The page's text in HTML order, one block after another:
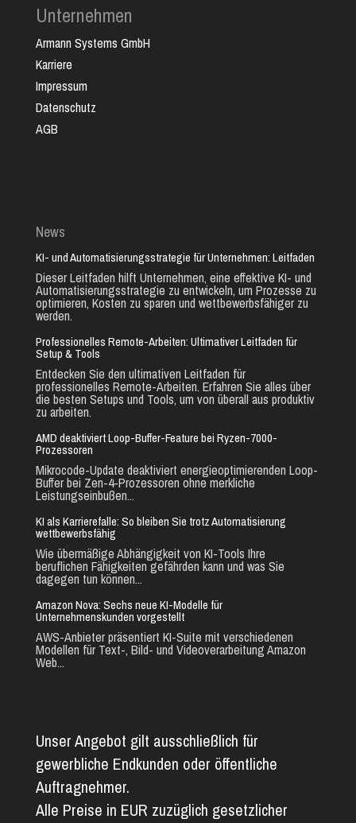
Unternehmen
Armann Systems GmbH
Karriere
Impressum
Datenschutz
AGB
News
KI- und Automatisierungsstrategie für Unternehmen: Leitfaden
Dieser Leitfaden hilft Unternehmen, eine effektive KI- und
Automatisierungsstrategie zu entwickeln, um Prozesse zu
optimieren, Kosten zu sparen und wettbewerbsfähiger zu
werden.
Professionelles Remote-Arbeiten: Ultimativer Leitfaden für
Setup & Tools
Entdecken Sie den ultimativen Leitfaden für
professionelles Remote-Arbeiten. Erfahren Sie alles über
die besten Setups und Tools, um von überall aus produktiv
zu arbeiten.
AMD deaktiviert Loop-Buffer-Feature bei Ryzen-7000-
Prozessoren
Mikrocode-Update deaktiviert energieoptimierenden Loop-
Buffer bei Zen-4-Prozessoren ohne merkliche
Leistungseinbußen...
KI als Karrierefalle: So bleiben Sie trotz Automatisierung
wettbewerbsfähig
Wie übermäßige Abhängigkeit von KI-Tools Ihre
beruflichen Fähigkeiten gefährden kann und was Sie
dagegen tun können...
Amazon Nova: Sechs neue KI-Modelle für
Unternehmenskunden vorgestellt
AWS-Anbieter präsentiert KI-Suite mit verschiedenen
Modellen für Text-, Bild- und Videoverarbeitung Amazon
Web...
Unser Angebot gilt ausschließlich für
gewerbliche Endkunden oder öffentliche
Auftragnehmer.
Alle Preise in EUR zuzüglich gesetzlicher